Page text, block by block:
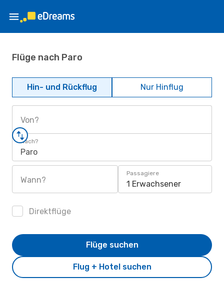
Flüge nach Paro
Hin- und Rückflug Nur Hinflug
Von?
Nach?
Paro
Wann?
Passagiere
1 Erwachsener
Direktflüge
Flug + Hotel suchen
Flüge suchen